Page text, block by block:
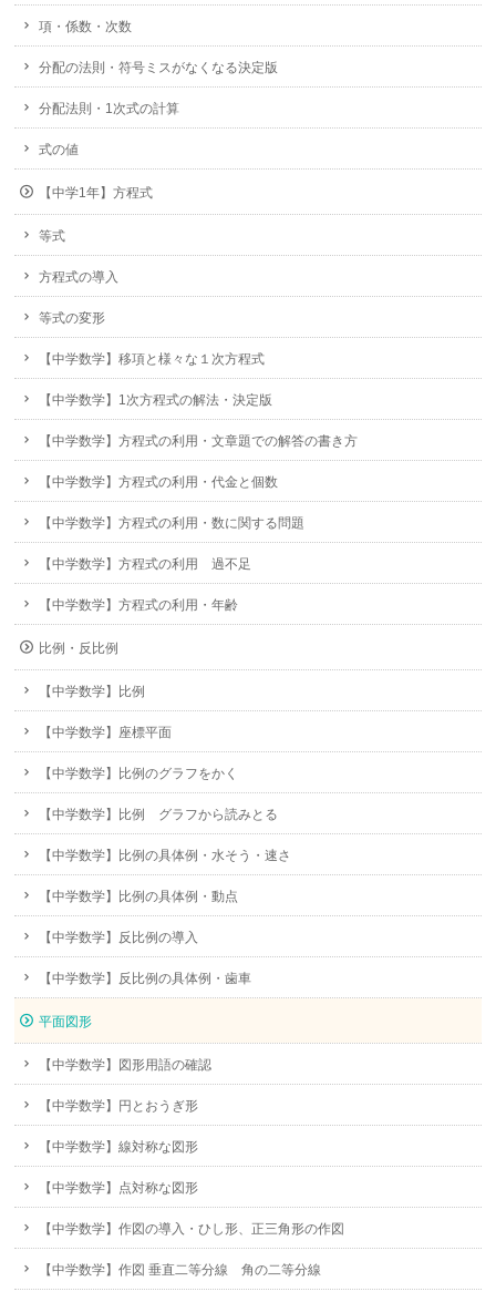
項・係数・次数
分配の法則・符号ミスがなくなる決定版
分配法則・1次式の計算
式の値
【中学1年】方程式
等式
方程式の導入
等式の変形
【中学数学】移項と様々な１次方程式
【中学数学】1次方程式の解法・決定版
【中学数学】方程式の利用・文章題での解答の書き方
【中学数学】方程式の利用・代金と個数
【中学数学】方程式の利用・数に関する問題
【中学数学】方程式の利用 過不足
【中学数学】方程式の利用・年齢
比例・反比例
【中学数学】比例
【中学数学】座標平面
【中学数学】比例のグラフをかく
【中学数学】比例 グラフから読みとる
【中学数学】比例の具体例・水そう・速さ
【中学数学】比例の具体例・動点
【中学数学】反比例の導入
【中学数学】反比例の具体例・歯車
平面図形
【中学数学】図形用語の確認
【中学数学】円とおうぎ形
【中学数学】線対称な図形
【中学数学】点対称な図形
【中学数学】作図の導入・ひし形、正三角形の作図
【中学数学】作図 垂直二等分線 角の二等分線